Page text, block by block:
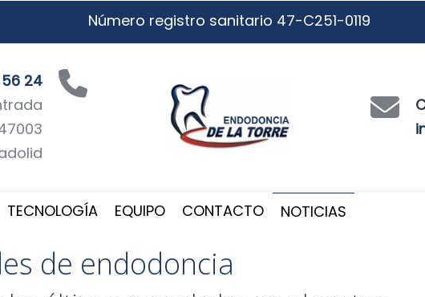
Número registro sanitario 47-C251-0119
24
TECNOLOGÍA EQUIPO CONTACTO NOTICIAS
de endodoncia